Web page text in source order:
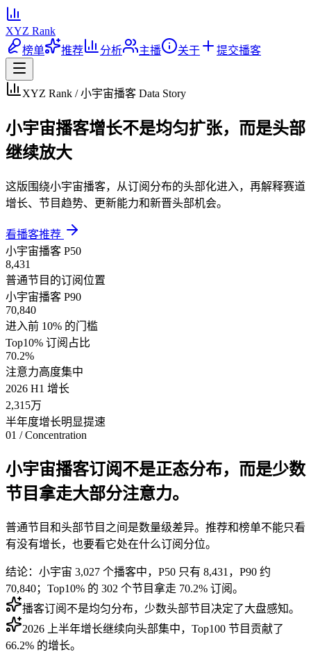
XYZ Rank
榜单
推荐 分析 主播 关于 提交播客
XYZ Rank / 小宇宙播客 Data Story
小宇宙播客增长不是均匀扩张，而是头部
继续放大
这版围绕小宇宙播客，从订阅分布的头部化进入，再解释赛道
增长、节目趋势、更新能力和新晋头部机会。
看播客推荐
小宇宙播客 P50
8,431
普通节目的订阅位置
小宇宙播客 P90
70,840
进入前 10% 的门槛
Top10% 订阅占比
70.2%
注意力高度集中
2026 H1 增长
2,315万
半年度增长明显提速
01 / Concentration
小宇宙播客订阅不是正态分布，而是少数
节目拿走大部分注意力。
普通节目和头部节目之间是数量级差异。推荐和榜单不能只看
有没有增长，也要看它处在什么订阅分位。
结论：小宇宙 3,027 个播客中，P50 只有 8,431，P90 约
70,840；Top10% 的 302 个节目拿走 70.2% 订阅。
播客订阅不是均匀分布，少数头部节目决定了大盘感知。
2026 上半年增长继续向头部集中，Top100 节目贡献了
66.2% 的增长。